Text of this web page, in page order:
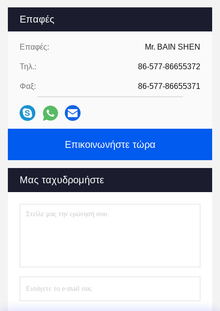
Επαφές
Επαφές: Mr. BAIN SHEN
Τηλ.: 86-577-86655372
Φαξ: 86-577-86655371
Επικοινωνήστε τώρα
Μας ταχυδρομήστε